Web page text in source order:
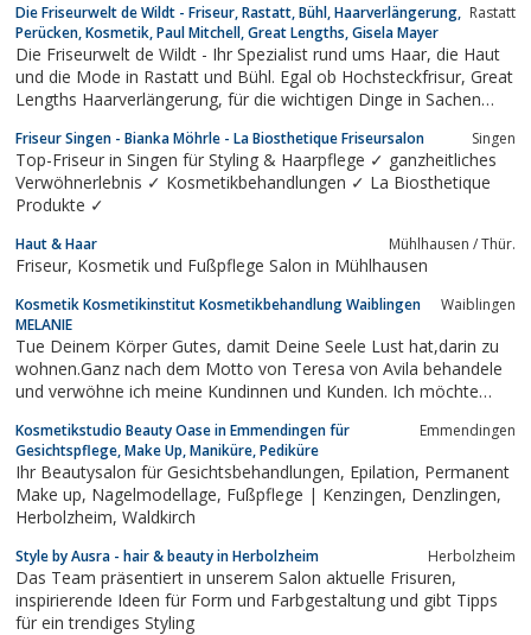
Baeder, Teilmassagen, Rueckenmassage, Ganzkoerpermassage,
Hot Stone-Massage, Gesichtspflege,...
Die Friseurwelt de Wildt - Friseur, Rastatt, Bühl, Haarverlängerung,
Perücken, Kosmetik, Paul Mitchell, Great Lengths, Gisela Mayer
Rastatt
Die Friseurwelt de Wildt - Ihr Spezialist rund ums Haar, die Haut
und die Mode in Rastatt und Bühl. Egal ob Hochsteckfrisur, Great
Lengths Haarverlängerung, für die wichtigen Dinge in Sachen
Friseur Singen - Bianka Möhrle - La Biosthetique Friseursalon Singen
Top-Friseur in Singen für Styling & Haarpflege ✓ ganzheitliches
Verwöhnerlebnis ✓ Kosmetikbehandlungen ✓ La Biosthetique
Produkte ✓
Haut & Haar Mühlhausen / Thür.
Friseur, Kosmetik und Fußpflege Salon in Mühlhausen
Kosmetik Kosmetikinstitut Kosmetikbehandlung Waiblingen
MELANIE
Waiblingen
Tue Deinem Körper Gutes, damit Deine Seele Lust hat,darin zu
wohnen.Ganz nach dem Motto von Teresa von Avila behandele
und verwöhne ich meine Kundinnen und Kunden. Ich möchte
geben, nicht nur eine Kosmetikbehandlung sondern eine Auszeit
vom Alltag buchen zu...
Kosmetikstudio Beauty Oase in Emmendingen für
Gesichtspflege, Make Up, Maniküre, Pediküre
Emmendingen
Ihr Beautysalon für Gesichtsbehandlungen, Epilation, Permanent
Make up, Nagelmodellage, Fußpflege | Kenzingen, Denzlingen,
Herbolzheim, Waldkirch
Style by Ausra - hair & beauty in Herbolzheim Herbolzheim
Das Team präsentiert in unserem Salon aktuelle Frisuren,
inspirierende Ideen für Form und Farbgestaltung und gibt Tipps
für ein trendiges Styling